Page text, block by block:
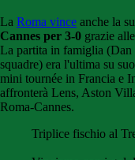
La Roma vince anche la
Cannes per 3-0 grazie
La partita in famiglia
squadre) era l'ultima su
mini tournée in Francia e
affronterà Lens, Aston
Roma-Cannes.
Triplice fischio al